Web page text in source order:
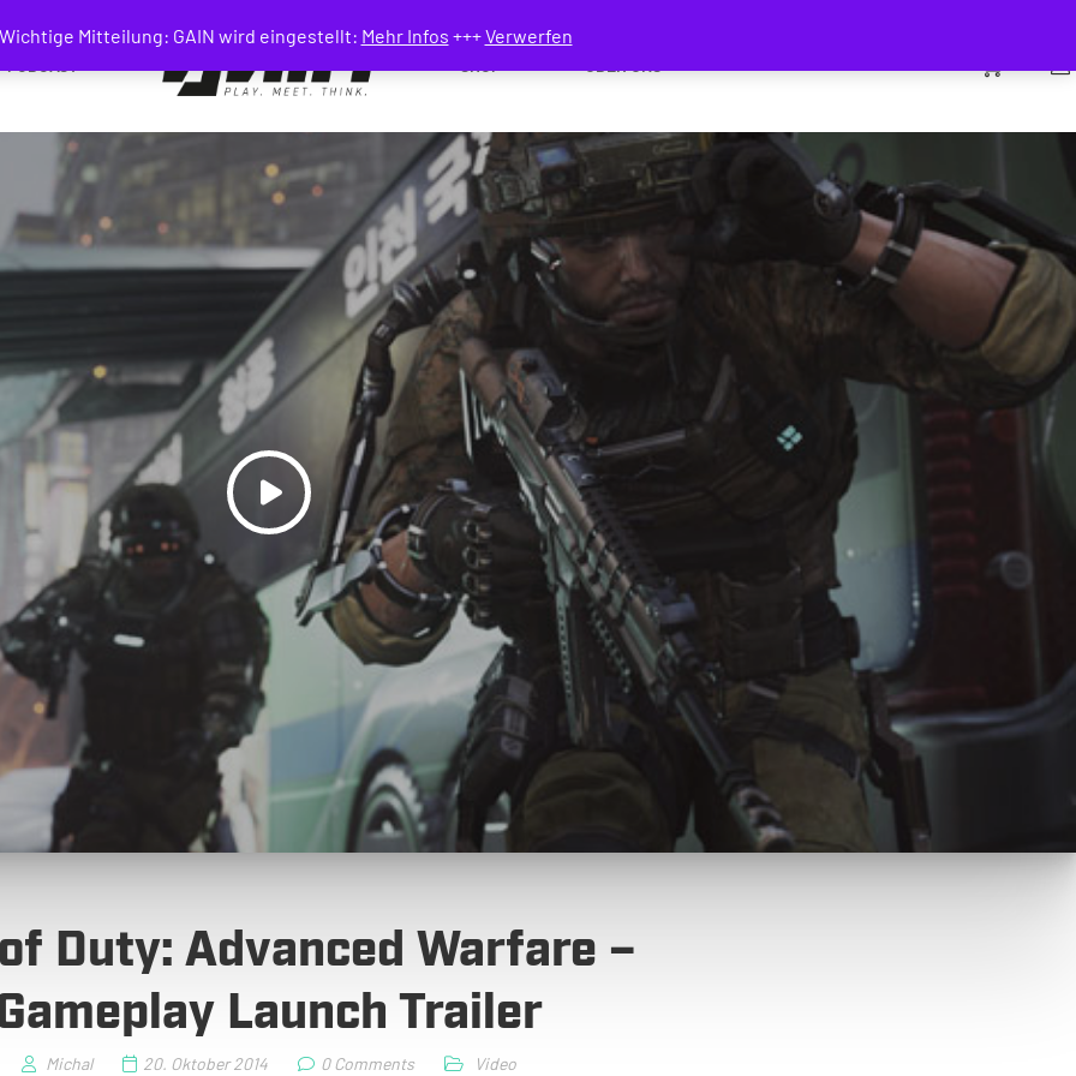
Mitteilung: GAIN wird eingestellt: Mehr Infos +++Verwerfen
Duty: Advanced Warfare –
Launch Trailer
Michal 20. Oktober 2014 0 Comments Video